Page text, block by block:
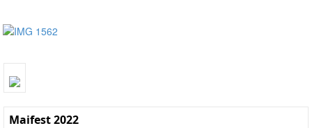
Maifest 2022